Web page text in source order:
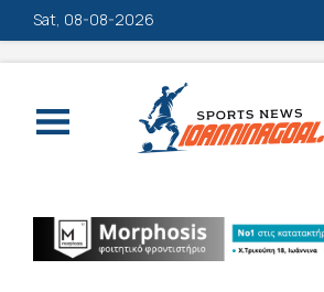
Sat, 08-08-2026